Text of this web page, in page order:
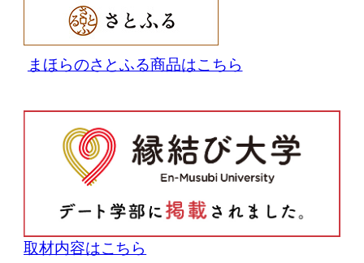
まほらのさとふる商品はこちら
取材内容はこちら